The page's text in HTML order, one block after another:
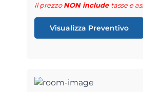
Il prezzoNON include tasse e
Visualizza Preventivo